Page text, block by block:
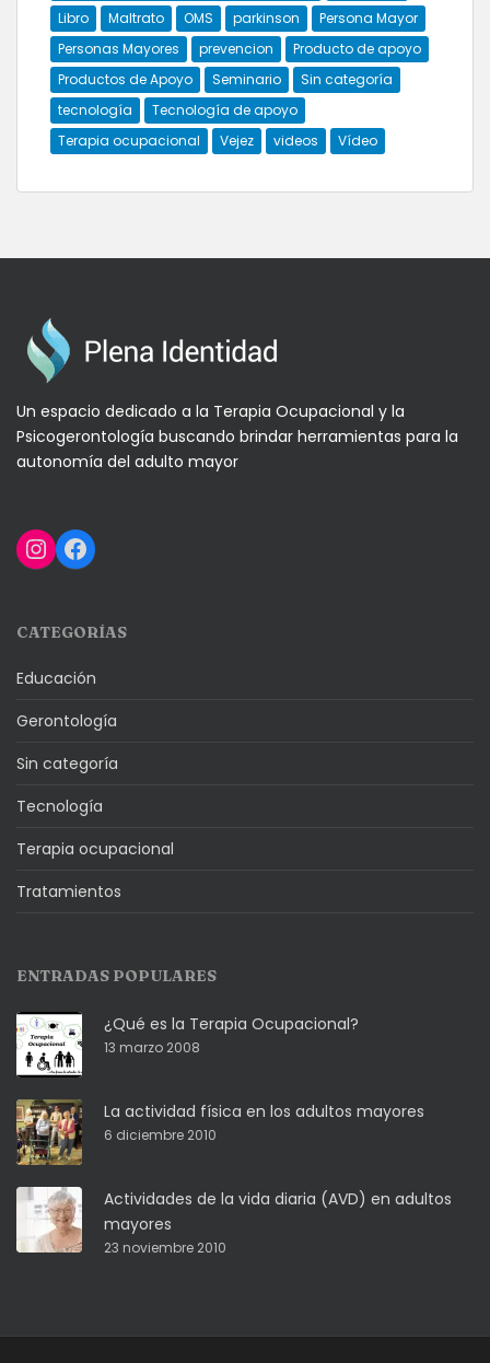
Libro
Maltrato OMS parkinson
Persona Mayor
Personas Mayores
prevencion
Producto de apoyo
Productos de Apoyo
Seminario
Sin categoría
tecnología
Tecnología de apoyo
Terapia ocupacional
Vejez videos Vídeo
Un espacio dedicado a la Terapia Ocupacional y la
Psicogerontología buscando brindar herramientas para la
autonomía del adulto mayor
Instagram
Facebook
CATEGORÍAS
Educación
Gerontología
Sin categoría
Tecnología
Terapia ocupacional
Tratamientos
ENTRADAS POPULARES
¿Qué es la Terapia Ocupacional?
13 marzo 2008
La actividad física en los adultos mayores
6 diciembre 2010
Actividades de la vida diaria (AVD) en adultos
mayores
23 noviembre 2010